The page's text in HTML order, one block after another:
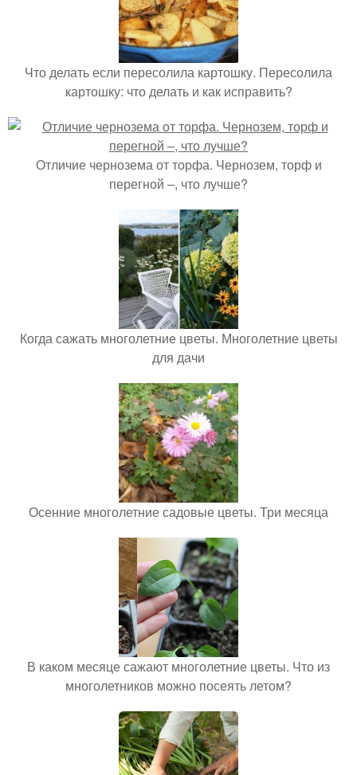
Что делать если пересолила картошку. Пересолила
картошку: что делать и как исправить?
Отличие чернозема от торфа. Чернозем, торф и
перегной –, что лучше?
Когда сажать многолетние цветы. Многолетние цветы
для дачи
Осенние многолетние садовые цветы. Три месяца
В каком месяце сажают многолетние цветы. Что из
многолетников можно посеять летом?